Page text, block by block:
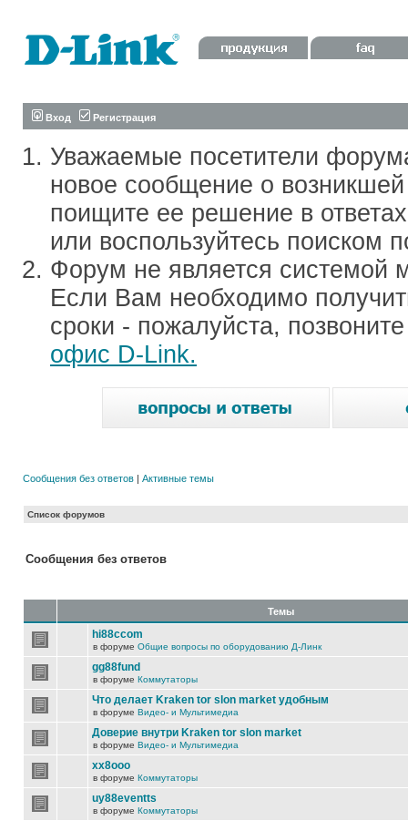
Вход Регистрация
Уважаемые посетители
новое сообщение о
поищите ее решение в
или воспользуйтесь поиском
Форум не является системой
Если Вам необходимо
сроки - пожалуйста,
офис D-Link.
Сообщения без ответов | Активные темы
Список форумов
Сообщения без ответов
Темы
hi88ccom
в форуме Общие вопросы по оборудованию Д-Линк
gg88fund
в форуме Коммутаторы
Что делает Kraken tor slon market удобным
в форуме Видео- и Мультимедиа
Доверие внутри Kraken tor slon market
в форуме Видео- и Мультимедиа
xx8ooo
в форуме Коммутаторы
uy88eventts
в форуме Коммутаторы